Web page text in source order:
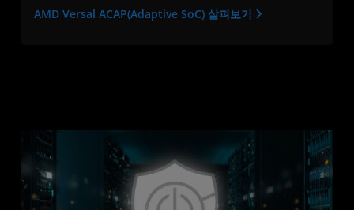
AMD Versal ACAP(Adaptive SoC) 살펴보기